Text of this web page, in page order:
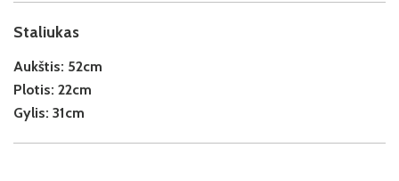
Staliukas
Aukštis: 52cm
Plotis: 22cm
Gylis: 31cm